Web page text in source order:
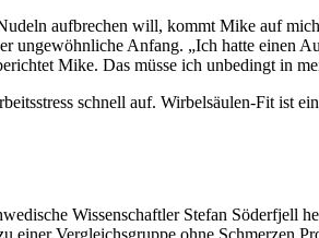
aufbrechen will, kommt Mike auf
ungewöhnliche Anfang. „Ich hatte einen
Mike. Das müsse ich unbedingt in
schnell auf. Wirbelsäulen-Fit ist
Wissenschaftler Stefan Söderfjell
einer Vergleichsgruppe ohne Schmerzen